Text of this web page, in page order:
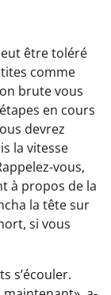
être toléré
comme
brute vous
en cours
devrez
la vitesse
vous,
à propos de la
la tête sur
si vous
s’écouler.